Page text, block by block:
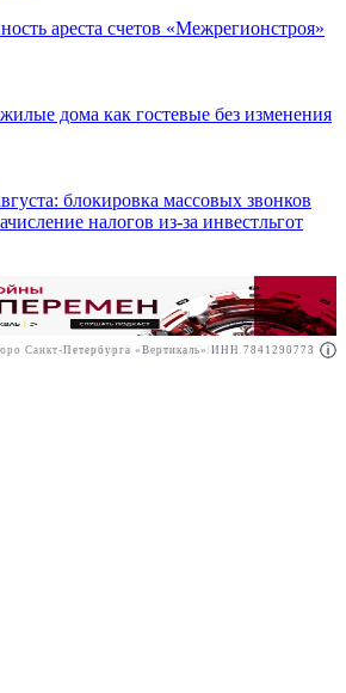
РекламаООО "Право.ру" ИНН: 7704835288
ареста счетов «Межрегионстроя»
дома как гостевые без изменения
блокировка массовых звонков
налогов из-за инвестльгот
Санкт-Петербурга «Вертикаль» ИНН 7841290773